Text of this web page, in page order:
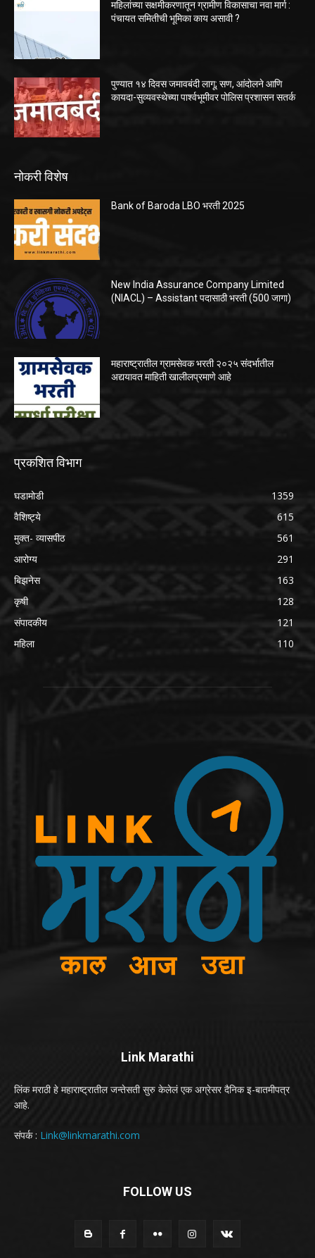
महिलांच्या सक्षमीकरणातून ग्रामीण विकासाचा नवा मार्ग :
पंचायत समितीची भूमिका काय असावी ?
पुण्यात १४ दिवस जमावबंदी लागू; सण, आंदोलने आणि
कायदा-सुव्यवस्थेच्या पार्श्वभूमीवर पोलिस प्रशासन सतर्क
नोकरी विशेष
Bank of Baroda LBO भरती 2025
New India Assurance Company Limited
(NIACL) – Assistant पदासाठी भरती (500 जागा)
महाराष्ट्रातील ग्रामसेवक भरती २०२५ संदर्भातील
अद्ययावत माहिती खालीलप्रमाणे आहे
प्रकशित विभाग
घडामोडी
1359
वैशिष्ट्ये
615
मुक्त- व्यासपीठ
561
आरोग्य
291
बिझनेस
163
कृषी
128
संपादकीय
121
महिला
110
Link Marathi
लिंक मराठी हे महाराष्ट्रातील जन्तेसती सुरु केलेलं एक अग्रेसर दैनिक इ-बातमीपत्र
आहे.
संपर्क : Link@linkmarathi.com
FOLLOW US